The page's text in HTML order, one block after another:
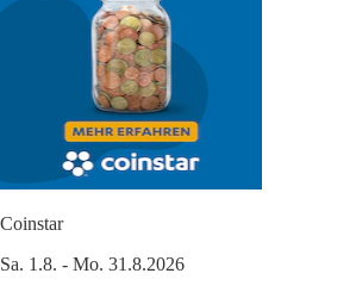
Coinstar
Sa. 1.8. - Mo. 31.8.2026